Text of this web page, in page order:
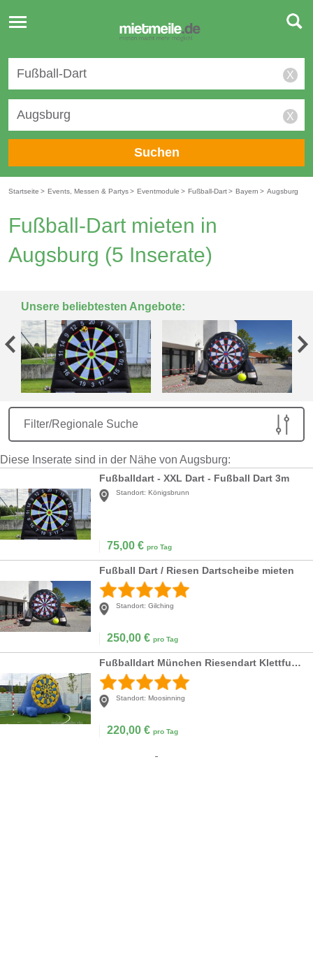
Toggle
navigation
X
X
Suchen
Startseite > Events, Messen & Partys> Eventmodule > Fußball-Dart> Bayern > Augsburg
Fußball-Dart mieten in
Augsburg (5 Inserate)
Unsere beliebtesten Angebote:
Filter/Regionale Suche
Diese Inserate sind in der Nähe von Augsburg:
Fußballdart - XXL Dart - Fußball Dart 3m
Standort: Königsbrunn
75,00 € pro Tag
Fußball Dart / Riesen Dartscheibe mieten
Standort: Gilching
250,00 € pro Tag
Fußballdart München Riesendart Klettfußballscheibe
Standort: Moosinning
220,00 € pro Tag